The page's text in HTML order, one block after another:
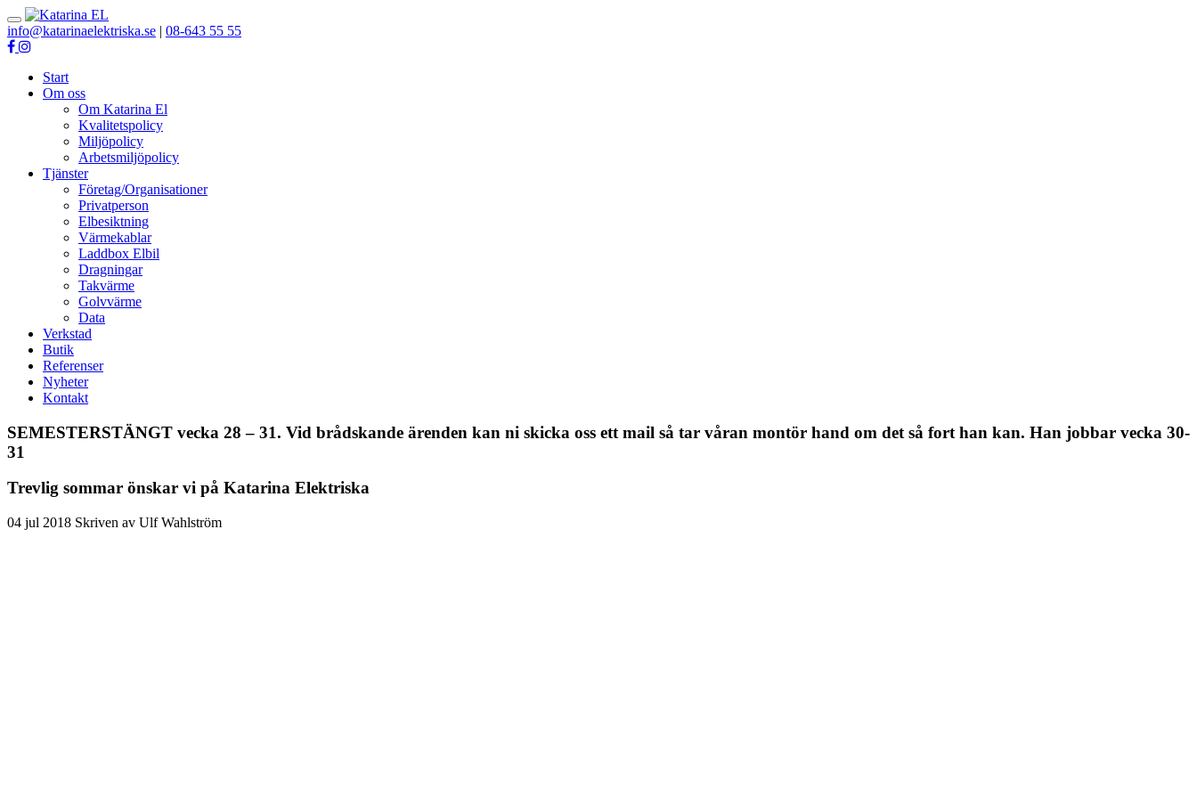
Toggle
navigation
info@katarinaelektriska.se | 08-643 55 55
Start
Om oss
Om Katarina El
Kvalitetspolicy
Miljöpolicy
Arbetsmiljöpolicy
Tjänster
Företag/Organisationer
Privatperson
Elbesiktning
Värmekablar
Laddbox Elbil
Dragningar
Takvärme
Golvvärme
Data
Verkstad
Butik
Referenser
Nyheter
Kontakt
SEMESTERSTÄNGT vecka 28 – 31. Vid brådskande ärenden kan ni skicka oss ett mail så tar våran montör hand om det så fort han kan. Han jobbar vecka 30-
31
Trevlig sommar önskar vi på Katarina Elektriska
04 jul 2018 Skriven av Ulf Wahlström